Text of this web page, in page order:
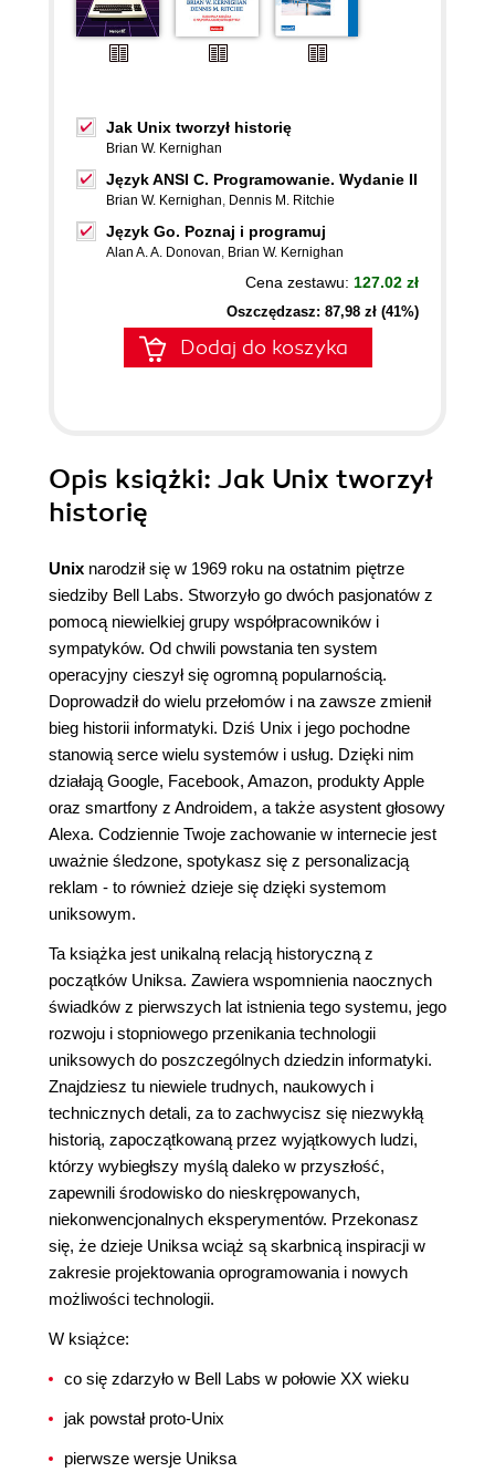
Jak Unix tworzył historię
Brian W. Kernighan
Język ANSI C. Programowanie. Wydanie II
Brian W. Kernighan, Dennis M. Ritchie
Język Go. Poznaj i programuj
Alan A. A. Donovan, Brian W. Kernighan
Cena zestawu: 127.02 zł
Oszczędzasz: 87,98 zł (41%)
Dodaj do koszyka
Opis książki: Jak Unix tworzył
historię
Unix narodził się w 1969 roku na ostatnim piętrze
siedziby Bell Labs. Stworzyło go dwóch pasjonatów z
pomocą niewielkiej grupy współpracowników i
sympatyków. Od chwili powstania ten system
operacyjny cieszył się ogromną popularnością.
Doprowadził do wielu przełomów i na zawsze zmienił
bieg historii informatyki. Dziś Unix i jego pochodne
stanowią serce wielu systemów i usług. Dzięki nim
działają Google, Facebook, Amazon, produkty Apple
oraz smartfony z Androidem, a także asystent głosowy
Alexa. Codziennie Twoje zachowanie w internecie jest
uważnie śledzone, spotykasz się z personalizacją
reklam - to również dzieje się dzięki systemom
uniksowym.
Ta książka jest unikalną relacją historyczną z
początków Uniksa. Zawiera wspomnienia naocznych
świadków z pierwszych lat istnienia tego systemu, jego
rozwoju i stopniowego przenikania technologii
uniksowych do poszczególnych dziedzin informatyki.
Znajdziesz tu niewiele trudnych, naukowych i
technicznych detali, za to zachwycisz się niezwykłą
historią, zapoczątkowaną przez wyjątkowych ludzi,
którzy wybiegłszy myślą daleko w przyszłość,
zapewnili środowisko do nieskrępowanych,
niekonwencjonalnych eksperymentów. Przekonasz
się, że dzieje Uniksa wciąż są skarbnicą inspiracji w
zakresie projektowania oprogramowania i nowych
możliwości technologii.
W książce:
co się zdarzyło w Bell Labs w połowie XX wieku
jak powstał proto-Unix
pierwsze wersje Uniksa